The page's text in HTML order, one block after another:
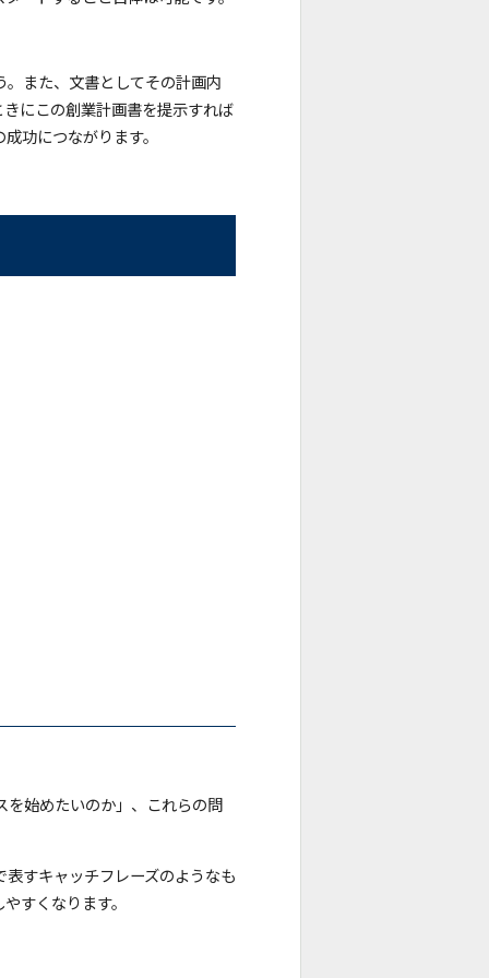
また、文書としてその計画内
にこの創業計画書を提示すれば
功につながります。
始めたいのか」、これらの問
すキャッチフレーズのようなも
すくなります。